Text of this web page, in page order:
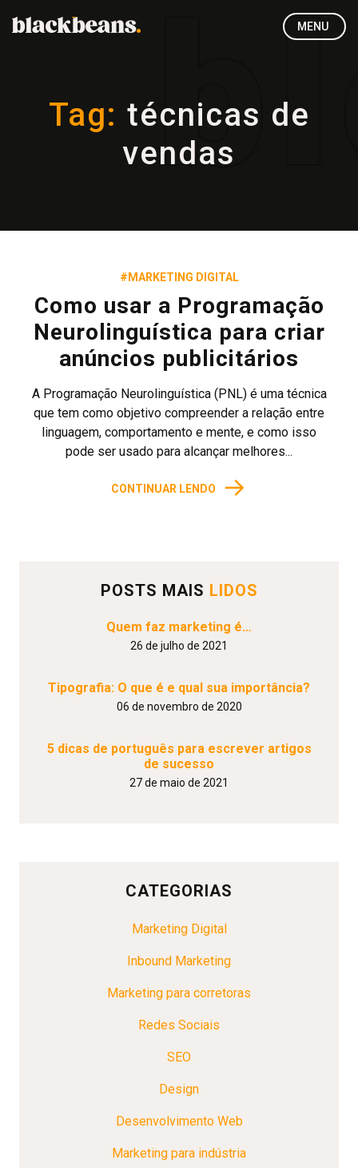
MENU
Tag: técnicas de
vendas
#MARKETING DIGITAL
Como usar a Programação
Neurolinguística para criar
anúncios publicitários
A Programação Neurolinguística (PNL) é uma técnica
que tem como objetivo compreender a relação entre
linguagem, comportamento e mente, e como isso
pode ser usado para alcançar melhores...
CONTINUAR LENDO →
POSTS MAIS LIDOS
Quem faz marketing é…
26 de julho de 2021
Tipografia: O que é e qual sua importância?
06 de novembro de 2020
5 dicas de português para escrever artigos
de sucesso
27 de maio de 2021
CATEGORIAS
Marketing Digital
Inbound Marketing
Marketing para corretoras
Redes Sociais
SEO
Design
Desenvolvimento Web
Marketing para indústria